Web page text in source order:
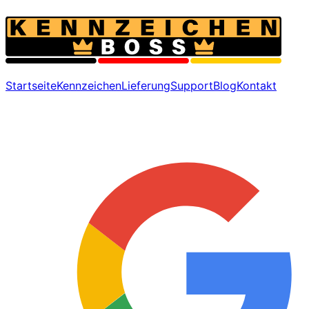
StartseiteKennzeichenLieferungSupportBlogKontakt